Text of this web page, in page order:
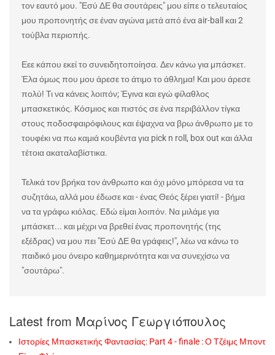
τον εαυτό μου. "Εσύ ΔΕ θα σουτάρεις" μου είπε ο τελευταίος
μου προπονητής σε έναν αγώνα μετά από ένα air-ball και 2
τούβλα περιοπής.
Εεε κάπου εκεί το συνειδητοποίησα. Δεν κάνω για μπάσκετ.
Έλα όμως που μου άρεσε το άτιμο το άθλημα! Και μου άρεσε
πολύ! Τι να κάνεις λοιπόν; Έγινα και εγώ φίλαθλος
μπασκετικός. Κόσμιος και πιστός σε ένα περιβάλλον τίγκα
στους ποδοσφαιρόφιλους και έψαχνα να βρω άνθρωπο με το
τουφέκι να πω καμιά κουβέντα για pick n roll, box out και άλλα
τέτοια ακαταλαβίστικα.
Τελικά τον βρήκα τον άνθρωπο και όχι μόνο μπόρεσα να τα
συζητάω, αλλά μου έδωσε και - ένας Θεός ξέρει γιατί! - βήμα
να τα γράφω κιόλας. Εδώ είμαι λοιπόν. Να μιλάμε για
μπάσκετ... και μέχρι να βρεθεί ένας προπονητής (της
εξέδρας) να μου πει "Εσύ ΔΕ θα γράφεις!", λέω να κάνω το
παιδικό μου όνειρο καθημερινότητα και να συνεχίσω να
"σουτάρω".
Latest from Μαρίνος Γεωργιόπουλος
Ιστορίες Μπασκετικής Φαντασίας: Part 4 - finale : Ο Τζέιμς Μποντ